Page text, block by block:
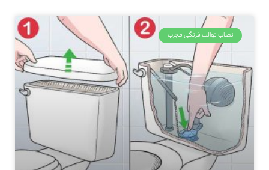
نصاب توالت فرنگی مجرب